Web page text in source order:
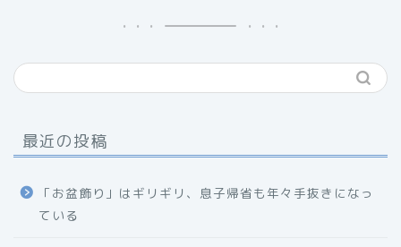
最近の投稿
「お盆飾り」はギリギリ、息子帰省も年々手抜きになっ
ている